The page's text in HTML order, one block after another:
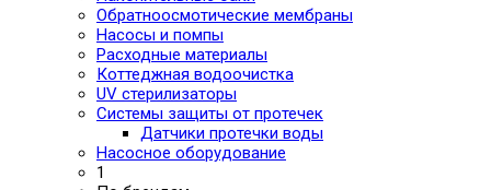
Обратноосмотические мембраны
Насосы и помпы
Расходные материалы
Коттеджная водоочистка
UV стерилизаторы
Системы защиты от протечек
Датчики протечки воды
Насосное оборудование
1